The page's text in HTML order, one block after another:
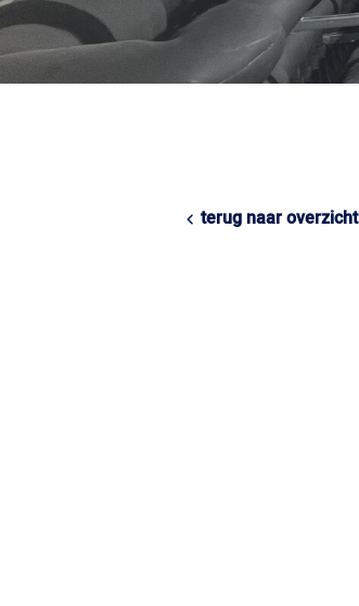
terug naar overzicht